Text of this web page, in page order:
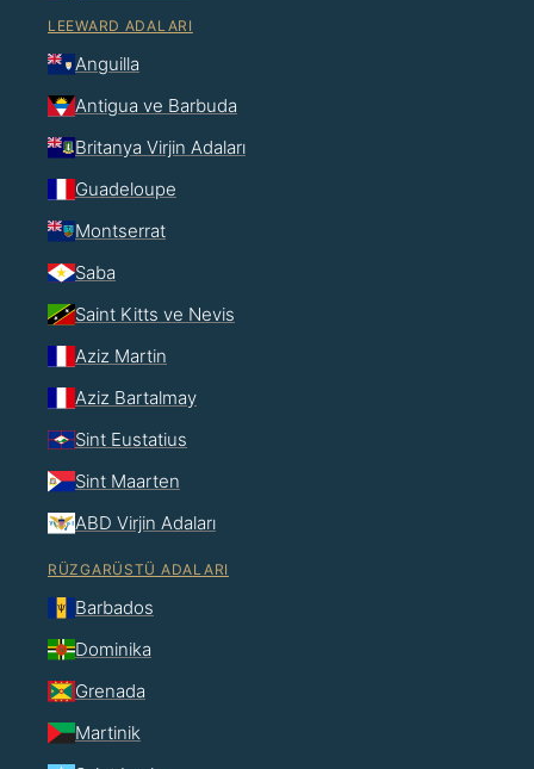
LEEWARD ADALARI
Anguilla
Antigua ve Barbuda
Britanya Virjin Adaları
Guadeloupe
Montserrat
Saba
Saint Kitts ve Nevis
Aziz Martin
Aziz Bartalmay
Sint Eustatius
Sint Maarten
ABD Virjin Adaları
RÜZGARÜSTÜ ADALARI
Barbados
Dominika
Grenada
Martinik